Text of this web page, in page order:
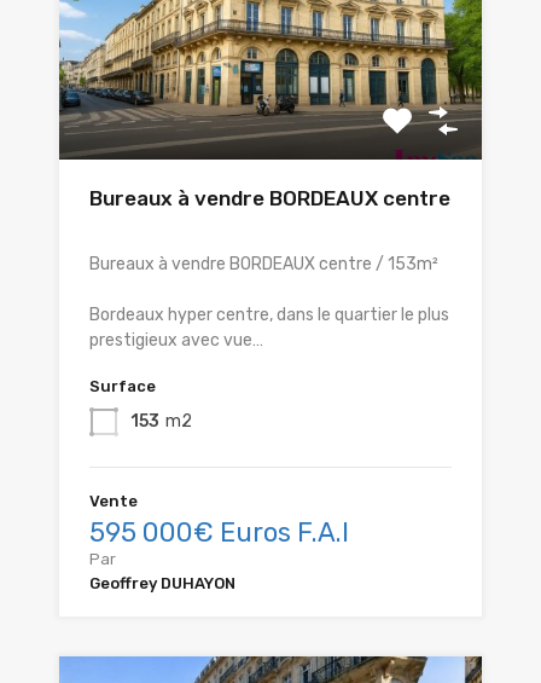
Bureaux à vendre BORDEAUX centre
Bureaux à vendre BORDEAUX centre / 153m²
Bordeaux hyper centre, dans le quartier le plus
prestigieux avec vue…
Surface
153 m2
Vente
595 000€ Euros F.A.I
Par
Geoffrey DUHAYON